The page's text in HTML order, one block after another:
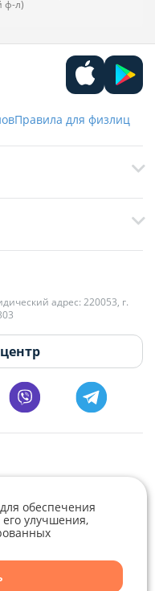
ф-л)
Правила для физлиц
в будние дни с 9:00 до
до 20:00.
адрес: 220053, г.
обеспечения
его улучшения,